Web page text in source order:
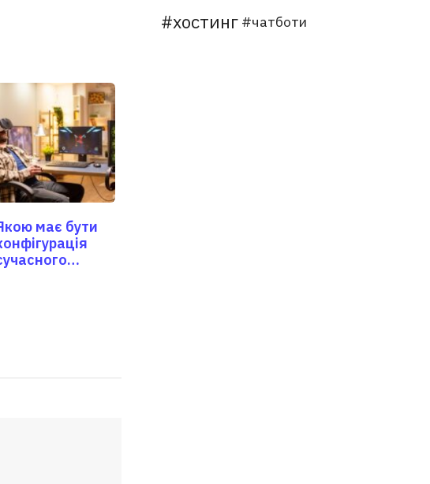
має бути
хостинг чатботи